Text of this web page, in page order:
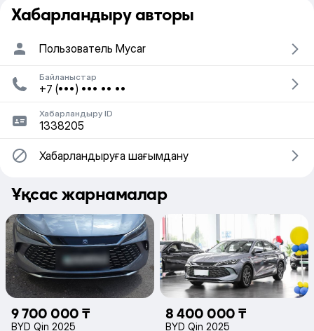
Хабарландыру авторы
Пользователь Mycar
Байланыстар
+7 (•••) ••• •• ••
Хабарландыру ID
1338205
Хабарландыруға шағымдану
Ұқсас жарнамалар
9 700 000 ₸
BYD Qin 2025
8 400 000 ₸
BYD Qin 2025